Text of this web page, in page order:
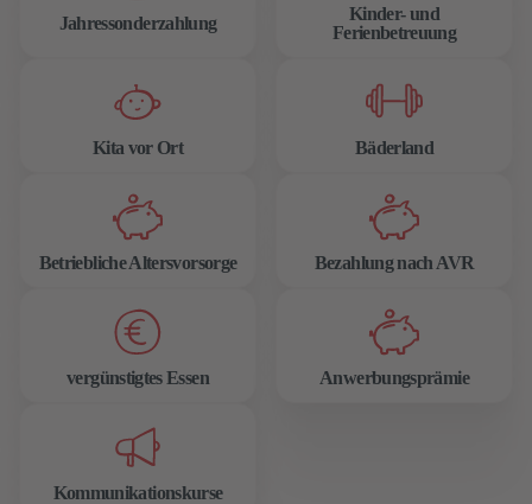
Jahressonderzahlung
Kinder- und
Ferienbetreuung
Kita vor Ort Bäderland
Betriebliche Altersvorsorge Bezahlung nach AVR
vergünstigtes Essen Anwerbungsprämie
Kommunikationskurse